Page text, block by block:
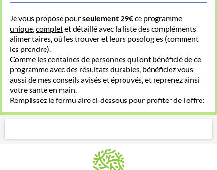
Je vous propose pourseulement 29€ce programme
unique,completet détaillé avec la liste des compléments
alimentaires, où les trouver et leurs posologies (comment
les prendre).
Comme les centaines de personnes qui ont bénéficié de ce
programme avec des résultats durables, bénéficiez vous
aussi de mes conseils avisés et éprouvés, et reprenez ainsi
votre santé en main.
Remplissez le formulaire ci-dessous pour profiter de l'offre: